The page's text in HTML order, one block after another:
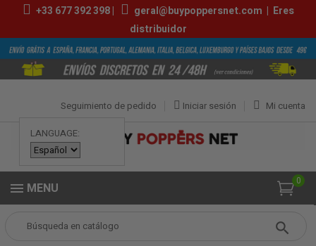
+33 677 392 398| geral@buypoppersnet.com | Eres
distribuidor
LANGUAGE:
Mi cuenta
Iniciar sesión
Seguimiento de pedido
0
MENU
POPPERS GRANDES Rise Up Black Label 30ml